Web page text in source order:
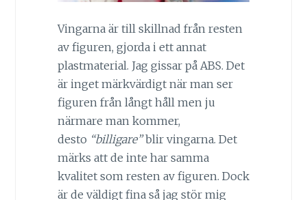
Vingarna är till skillnad från resten
av figuren, gjorda i ett annat
plastmaterial. Jag gissar på ABS. Det
är inget märkvärdigt när man ser
figuren från långt håll men ju
närmare man kommer,
desto “billigare”blir vingarna. Det
märks att de inte har samma
kvalitet som resten av figuren. Dock
är de väldigt fina så jag stör mig